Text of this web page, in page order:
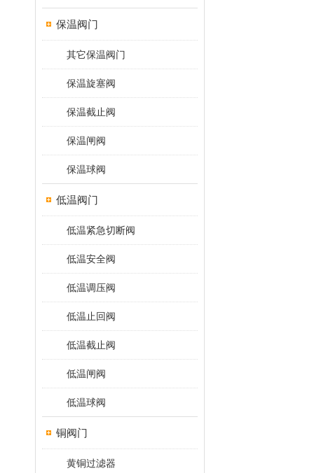
保温阀门
其它保温阀门
保温旋塞阀
保温截止阀
保温闸阀
保温球阀
低温阀门
低温紧急切断阀
低温安全阀
低温调压阀
低温止回阀
低温截止阀
低温闸阀
低温球阀
铜阀门
黄铜过滤器